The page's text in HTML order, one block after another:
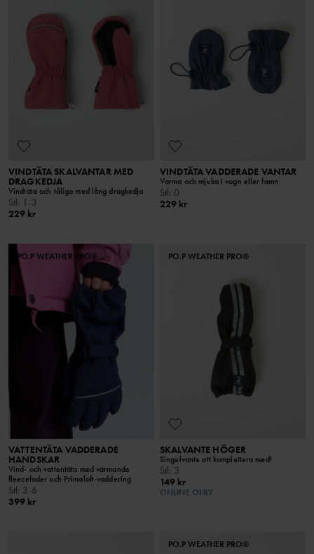
VINDTÄTA SKALVANTAR MED
DRAGKEDJA
Vindtäta och tåliga med lång dragkedja
Stl: 1-3
229 kr
VINDTÄTA VADDERADE VANTAR
Varma och mjuka i vagn eller famn
Stl: 0
229 kr
PO.P WEATHER PRO®
VATTENTÄTA VADDERADE
HANDSKAR
Vind- och vattentäta med värmande
fleecefoder och Primaloft-vaddering
Stl: 3-6
399 kr
PO.P WEATHER PRO®
SKALVANTE HÖGER
Singelvante att komplettera med!
Stl: 3
149 kr
ONLINE ONLY
PO.P WEATHER PRO®